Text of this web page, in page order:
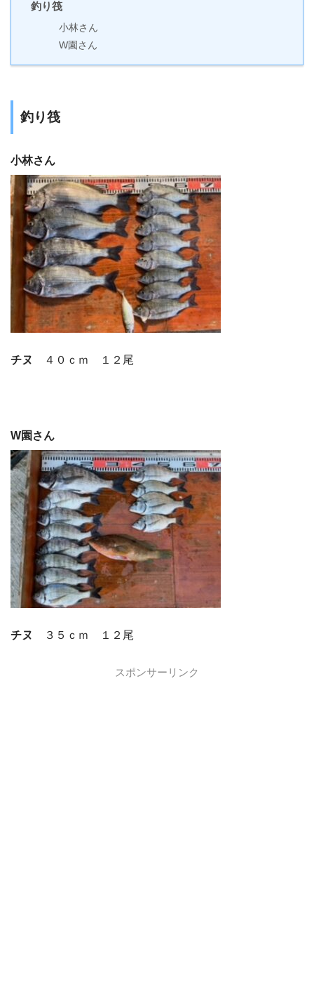
釣り筏
小林さん
W園さん
釣り筏
小林さん
チヌ ４０ｃｍ １２尾
W園さん
チヌ ３５ｃｍ １２尾
スポンサーリンク